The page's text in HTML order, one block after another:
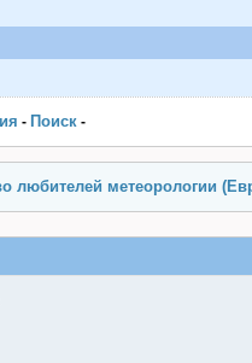
- Поиск -
любителей метеорологии